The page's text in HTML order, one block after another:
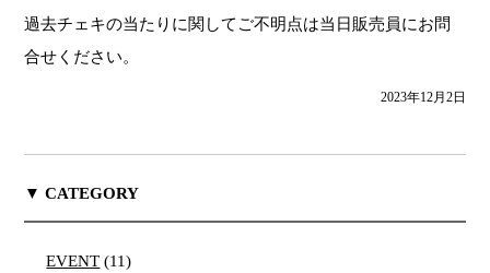
過去チェキの当たりに関してご不明点は当日販売員にお問
合せください。
2023年12月2日
▼ CATEGORY
EVENT (11)